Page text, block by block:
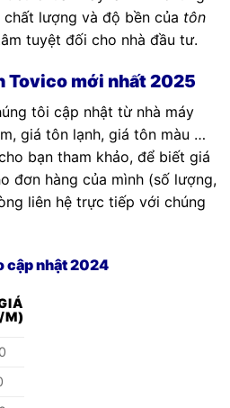
lượng và độ bền của tôn
tuyệt đối cho nhà đầu tư.
Tovico mới nhất 2025
tôi cập nhật từ nhà máy
giá tôn lạnh, giá tôn màu …
bạn tham khảo, để biết giá
đơn hàng của mình (số lượng,
liên hệ trực tiếp với chúng
cập nhật 2024
M)